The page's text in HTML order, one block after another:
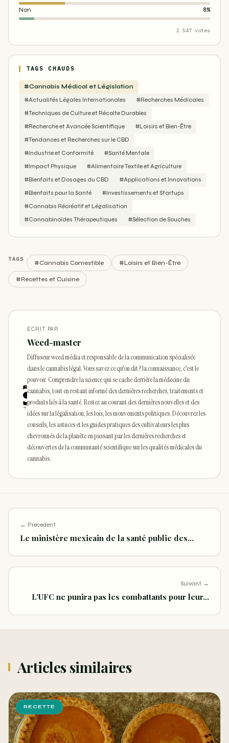
Non 8%
2 547 votes
TAGS CHAUDS
#Cannabis Médical et Législation
#Actualités Légales Internationales
#Recherches Médicales
#Techniques de Culture et Récolte Durables
#Recherche et Avancée Scientifique
#Loisirs et Bien-Être
#Tendances et Recherches sur le CBD
#Industrie et Conformité
#Santé Mentale
#Impact Physique
#Alimentaire Textile et Agriculture
#Bienfaits et Dosages du CBD
#Applications et Innovations
#Bienfaits pour la Santé
#Investissements et Startups
#Cannabis Récréatif et Légalisation
#Cannabinoïdes Thérapeutiques
#Sélection de Souches
TAGS
#Cannabis Comestible #Loisirs et Bien-Être
#Recettes et Cuisine
ECRIT PAR
Weed-master
Diffuseur weed média et responsable de la communication spécialisée
dans le cannabis légal. Vous savez ce qu'on dit ? la connaissance, c'est le
pouvoir. Comprendre la science qui se cache derrière la médecine du
cannabis, tout en restant informé des dernières recherches, traitements et
produits liés à la santé. Restez au courant des dernières nouvelles et des
idées sur la légalisation, les lois, les mouvements politiques. Découvrez les
conseils, les astuces et les guides pratiques des cultivateurs les plus
chevronnés de la planète en passant par les dernières recherches et
découvertes de la communauté scientifique sur les qualités médicales du
cannabis.
← Precedent
Le ministère mexicain de la santé publie des…
Suivant →
L'UFC ne punira pas les combattants pour leur…
Articles similaires
RECETTE